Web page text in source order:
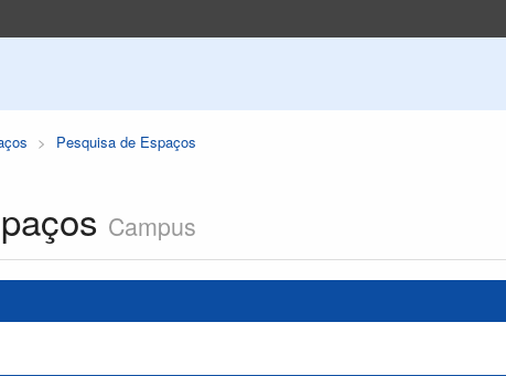
Pesquisa de Espaços
Campus